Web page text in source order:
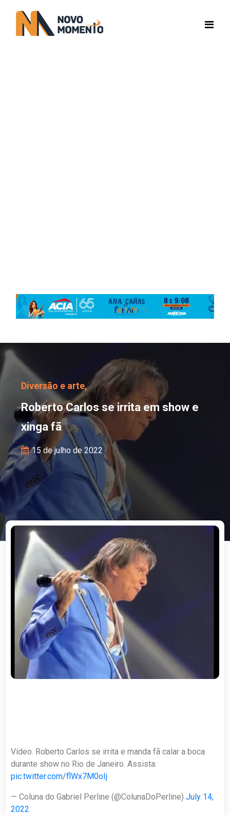
Roberto Carlos se irrita
Diversão e arte,
Roberto Carlos se irrita em show e
xinga fã
15 de julho de 2022
Vídeo. Roberto Carlos se irrita e manda fã calar a boca
durante show no Rio de Janeiro. Assista:
pic.twitter.com/flWx7M0oIj
— Coluna do Gabriel Perline (@ColunaDoPerline)July 14,
2022